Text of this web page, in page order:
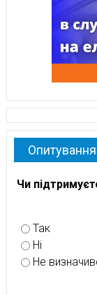
Опитування
Чи
Так
Ні
Не